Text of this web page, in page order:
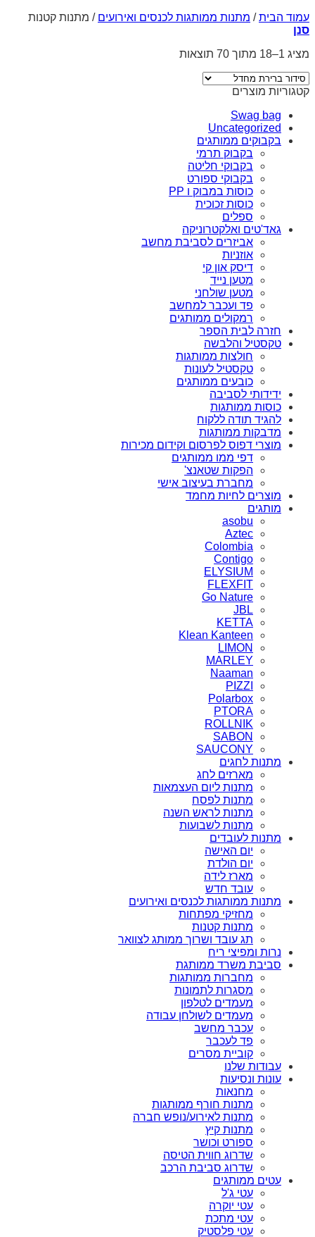
עמוד הבית / מתנות ממותגות לכנסים ואירועים / מתנות קטנות
סנן
מציג 1–18 מתוך 70 תוצאות
קטגוריות מוצרים
Swag bag
Uncategorized
בקבוקים ממותגים
בקבוק תרמי
בקבוקי חליטה
בקבוקי ספורט
כוסות במבוק ו PP
כוסות זכוכית
ספלים
גאד'טים ואלקטרוניקה
אביזרים לסביבת מחשב
אוזניות
דיסק און קי
מטען נייד
מטען שולחני
פד ועכבר למחשב
רמקולים ממותגים
חזרה לבית הספר
טקסטיל והלבשה
חולצות ממותגות
טקסטיל לעונות
כובעים ממותגים
ידידותי לסביבה
כוסות ממותגות
להגיד תודה ללקוח
מדבקות ממותגות
מוצרי דפוס לפרסום וקידום מכירות
דפי ממו ממותגים
הפקות שטאנצ'
מחברת בעיצוב אישי
מוצרים לחיות מחמד
מותגים
asobu
Aztec
Colombia
Contigo
ELYSIUM
FLEXFIT
Go Nature
JBL
KETTA
Klean Kanteen
LIMON
MARLEY
Naaman
PIZZI
Polarbox
PTORA
ROLLNIK
SABON
SAUCONY
מתנות לחגים
מארזים לחג
מתנות ליום העצמאות
מתנות לפסח
מתנות לראש השנה
מתנות לשבועות
מתנות לעובדים
יום האישה
יום הולדת
מארז לידה
עובד חדש
מתנות ממותגות לכנסים ואירועים
מחזיקי מפתחות
מתנות קטנות
תג עובד ושרוך ממותג לצוואר
נרות ומפיצי ריח
סביבת משרד ממותגת
מחברות ממותגות
מסגרות לתמונות
מעמדים לטלפון
מעמדים לשולחן עבודה
עכבר מחשב
פד לעכבר
קוביית מסרים
עבודות שלנו
עונות ונסיעות
מחנאות
מתנות חורף ממותגות
מתנות לאירוע/נופש חברה
מתנות קיץ
ספורט וכושר
שדרוג חווית הטיסה
שדרוג סביבת הרכב
עטים ממותגים
עטי ג'ל
עטי יוקרה
עטי מתכת
עטי פלסטיק